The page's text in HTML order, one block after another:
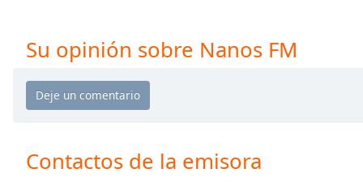
Rate
Chapters
Chapters
Su opinión sobre Nanos FM
Contactos de la emisora